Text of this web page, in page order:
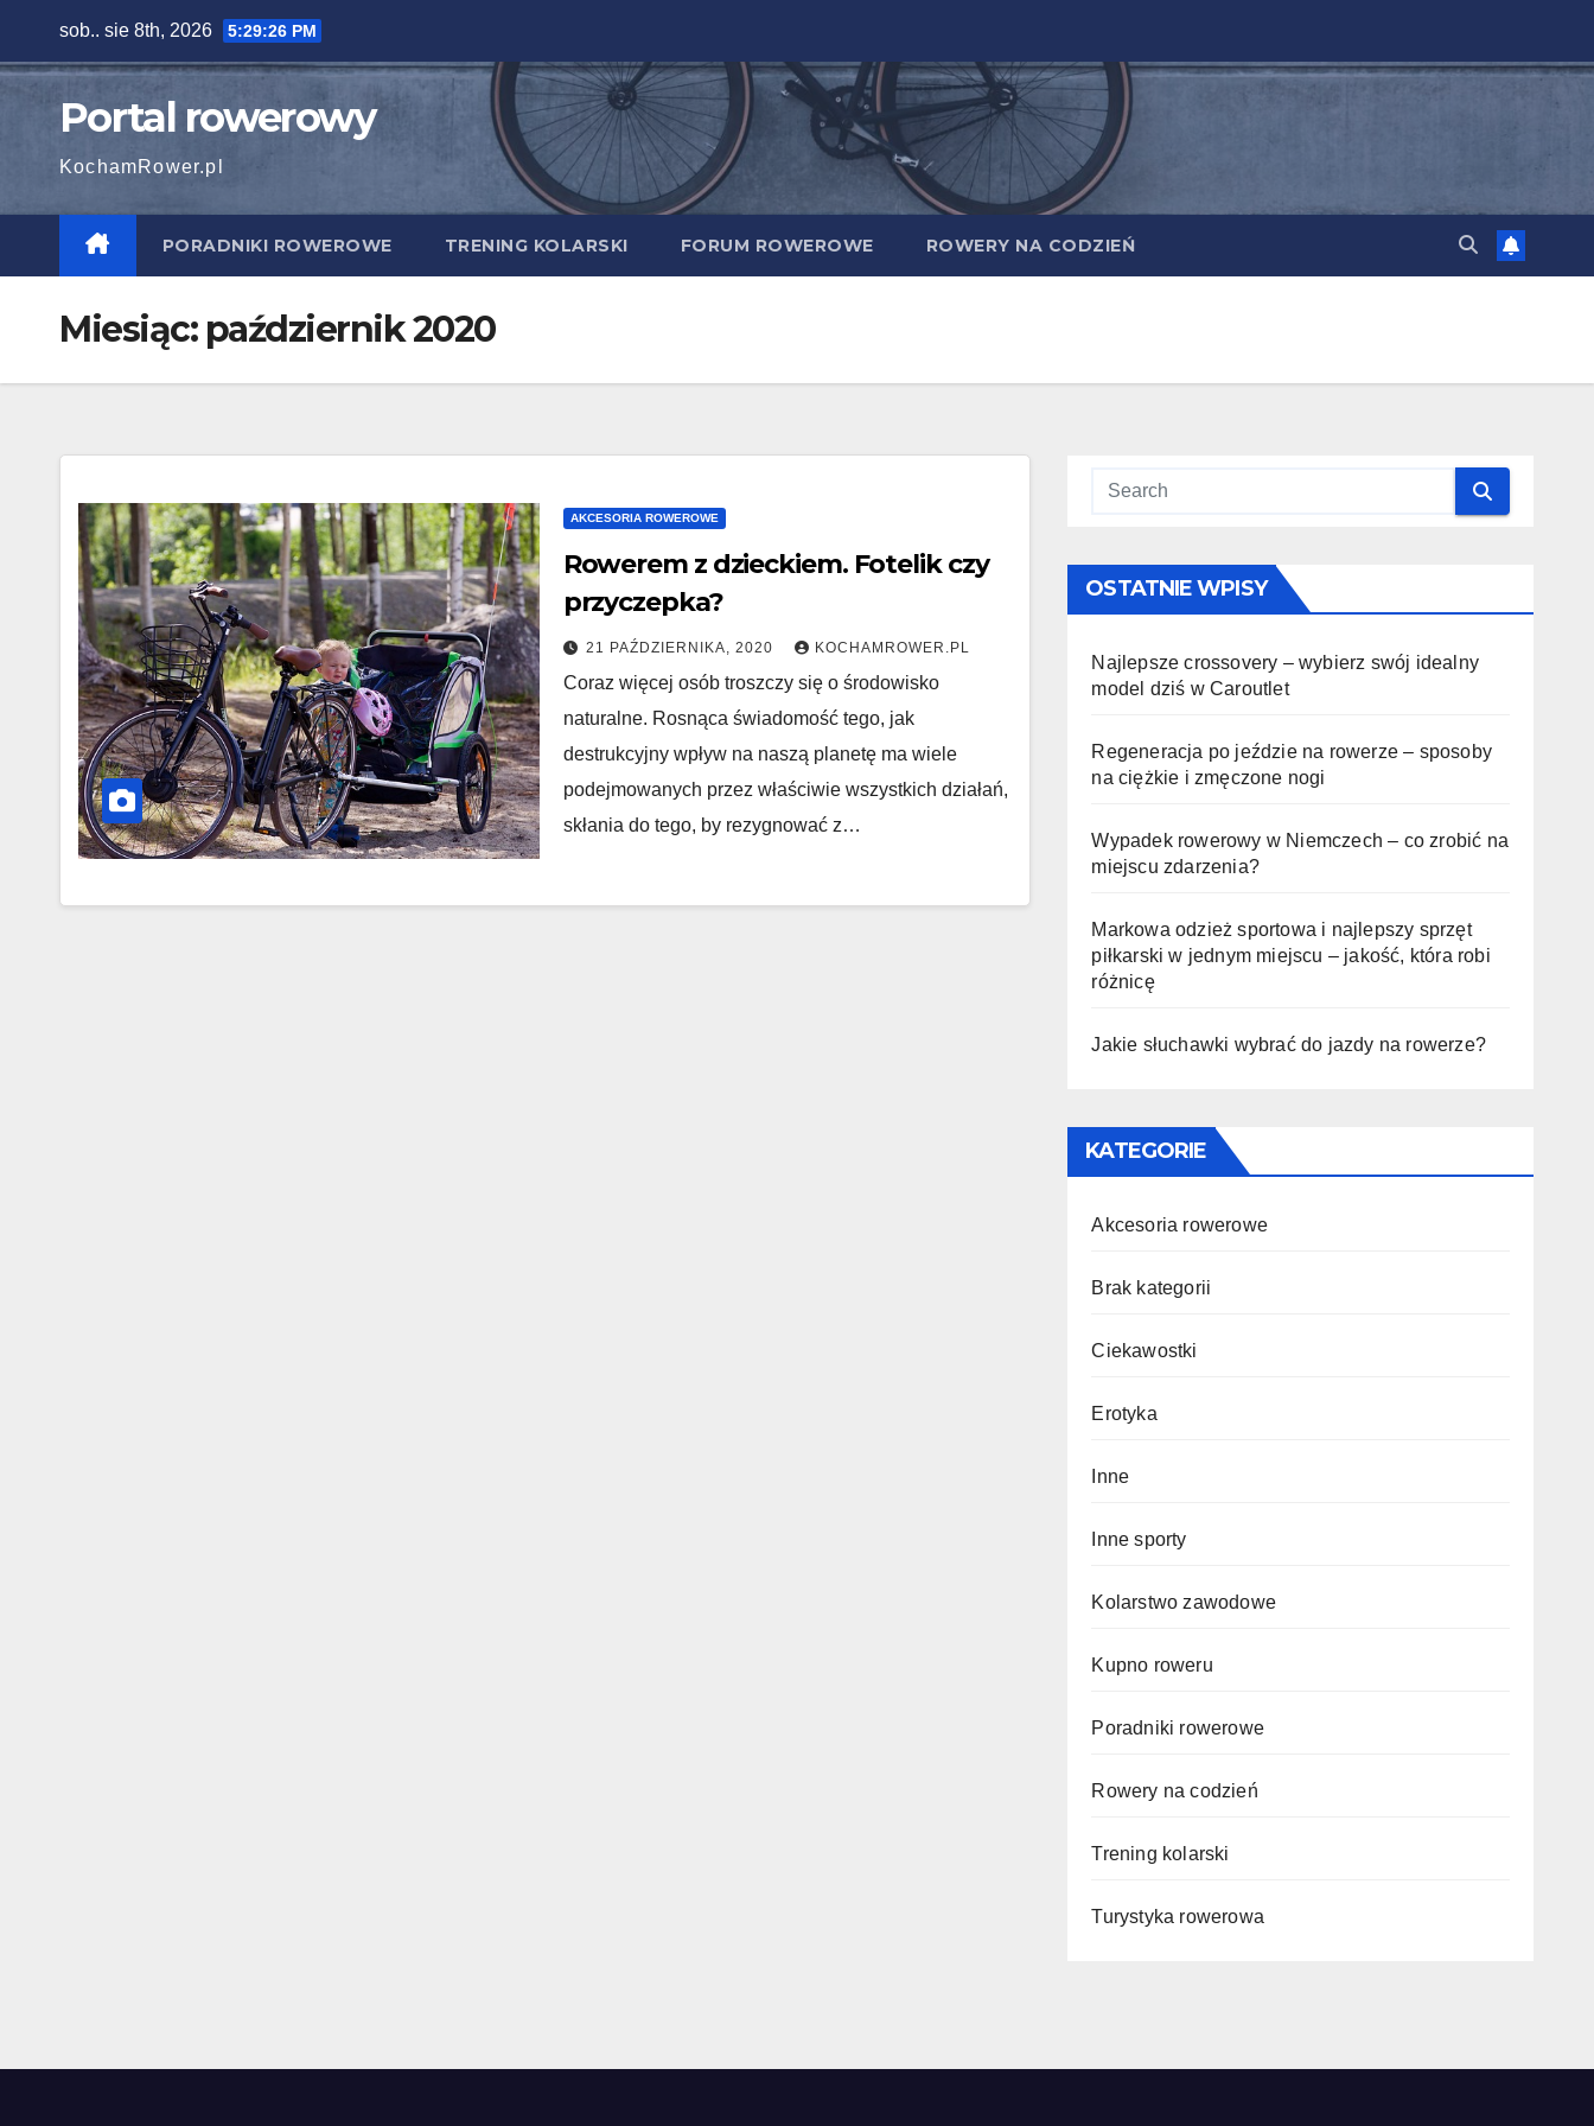
sob.. sie 8th, 2026 5:29:27 PM
Portal rowerowy
KochamRower.pl
PORADNIKI ROWEROWE TRENING KOLARSKI FORUM ROWEROWE ROWERY NA CODZIEŃ
Miesiąc: październik 2020
AKCESORIA ROWEROWE
Rowerem z dzieckiem. Fotelik czy
przyczepka?
21 PAŹDZIERNIKA, 2020 KOCHAMROWER.PL
Coraz więcej osób troszczy się o środowisko
naturalne. Rosnąca świadomość tego, jak
destrukcyjny wpływ na naszą planetę ma wiele
podejmowanych przez właściwie wszystkich działań,
skłania do tego, by rezygnować z…
OSTATNIE WPISY
Najlepsze crossovery – wybierz swój idealny
model dziś w Caroutlet
Regeneracja po jeździe na rowerze – sposoby
na ciężkie i zmęczone nogi
Wypadek rowerowy w Niemczech – co zrobić na
miejscu zdarzenia?
Markowa odzież sportowa i najlepszy sprzęt
piłkarski w jednym miejscu – jakość, która robi
różnicę
Jakie słuchawki wybrać do jazdy na rowerze?
KATEGORIE
Akcesoria rowerowe
Brak kategorii
Ciekawostki
Erotyka
Inne
Inne sporty
Kolarstwo zawodowe
Kupno roweru
Poradniki rowerowe
Rowery na codzień
Trening kolarski
Turystyka rowerowa